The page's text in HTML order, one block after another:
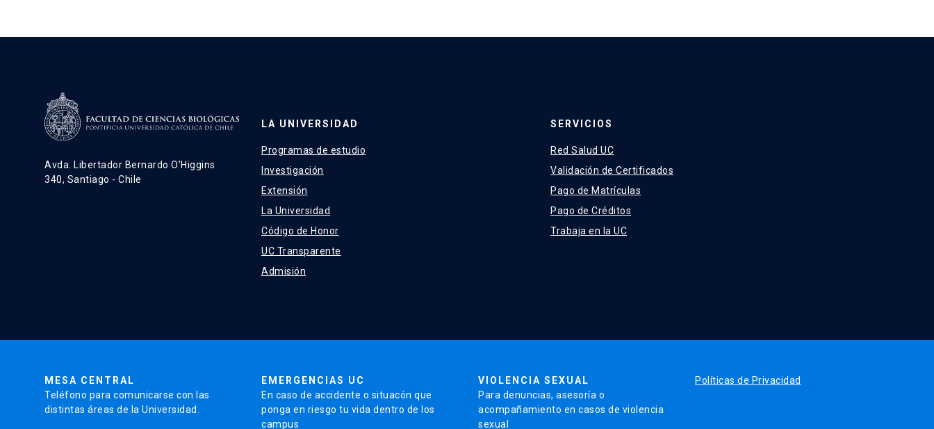
Avda. Libertador Bernardo O’Higgins
340, Santiago - Chile
LA UNIVERSIDAD
Programas de estudio
Investigación
Extensión
La Universidad
Código de Honor
UC Transparente
Admisión
SERVICIOS
Red Salud UC
Validación de Certificados
Pago de Matrículas
Pago de Créditos
Trabaja en la UC
MESA CENTRAL
Teléfono para comunicarse con las
distintas áreas de la Universidad.
EMERGENCIAS UC
En caso de accidente o situacón que
ponga en riesgo tu vida dentro de los
campus
VIOLENCIA SEXUAL
Para denuncias, asesoría o
acompañamiento en casos de violencia
sexual
Políticas de Privacidad